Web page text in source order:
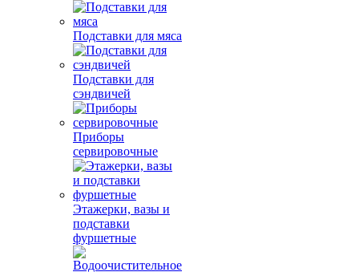
Подставки для мяса
Подставки для
сэндвичей
Приборы
сервировочные
Этажерки, вазы и
подставки
фуршетные